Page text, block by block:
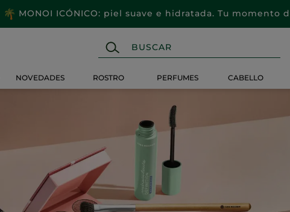
MONOI ICÓNICO: piel suave e hidratada. Tu momento
NOVEDADES ROSTRO PERFUMES CABELLO